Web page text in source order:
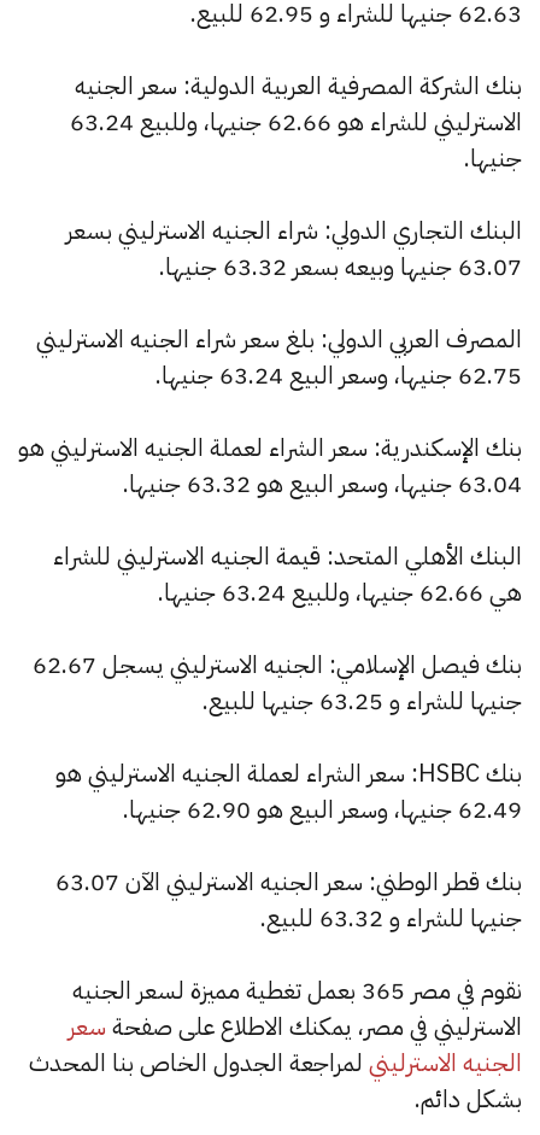
62.63 جنيها للشراء و 62.95 للبيع.
بنك الشركة المصرفية العربية الدولية: سعر الجنيه
الاسترليني للشراء هو 62.66 جنيها، وللبيع 63.24
جنيها.
البنك التجاري الدولي: شراء الجنيه الاسترليني بسعر
63.07 جنيها وبيعه بسعر 63.32 جنيها.
المصرف العربي الدولي: بلغ سعر شراء الجنيه الاسترليني
62.75 جنيها، وسعر البيع 63.24 جنيها.
بنك الإسكندرية: سعر الشراء لعملة الجنيه الاسترليني هو
63.04 جنيها، وسعر البيع هو 63.32 جنيها.
البنك الأهلي المتحد: قيمة الجنيه الاسترليني للشراء
هي 62.66 جنيها، وللبيع 63.24 جنيها.
بنك فيصل الإسلامي: الجنيه الاسترليني يسجل 62.67
جنيها للشراء و 63.25 جنيها للبيع.
بنك HSBC: سعر الشراء لعملة الجنيه الاسترليني هو
62.49 جنيها، وسعر البيع هو 62.90 جنيها.
بنك قطر الوطني: سعر الجنيه الاسترليني الآن 63.07
جنيها للشراء و 63.32 للبيع.
نقوم في مصر 365 بعمل تغطية مميزة لسعر الجنيه
الاسترليني في مصر، يمكنك الاطلاع على صفحة سعر
الجنيه الاسترليني لمراجعة الجدول الخاص بنا المحدث
بشكل دائم.